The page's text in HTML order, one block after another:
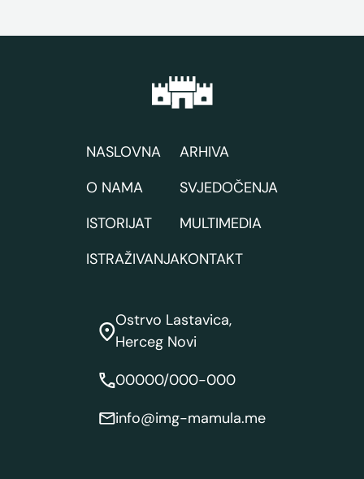
NASLOVNA
O NAMA
ISTORIJAT
ISTRAŽIVANJA
ARHIVA
SVJEDOČENJA
MULTIMEDIA
KONTAKT
Ostrvo Lastavica,
Herceg Novi
00000/000-000
info@img-mamula.me